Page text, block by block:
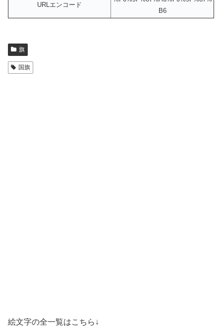
URLエンコード
B6
旗
国旗
絵文字の全一覧はこちら↓